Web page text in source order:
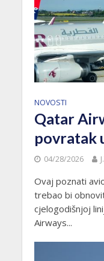
NOVOSTI
Qatar
povratak
04/28/2026
Ovaj poznati
trebao bi
cjelogodišnjoj
Airways...